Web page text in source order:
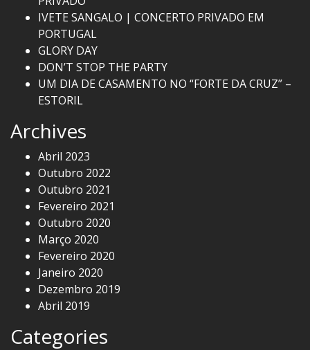
IVETE SANGALO | CONCERTO PRIVADO EM
PORTUGAL
GLORY DAY
DON’T STOP THE PARTY
UM DIA DE CASAMENTO NO “FORTE DA CRUZ” –
ESTORIL
Archives
Abril 2023
Outubro 2022
Outubro 2021
Fevereiro 2021
Outubro 2020
Março 2020
Fevereiro 2020
Janeiro 2020
Dezembro 2019
Abril 2019
Categories